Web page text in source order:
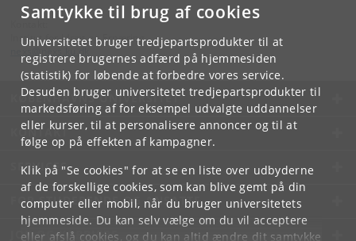
Samtykke til brug af cookies
Universitetet bruger tredjepartsprodukter til at
registrere brugernes adfærd på hjemmesiden
(statistik) for løbende at forbedre vores service.
Desuden bruger universitetet tredjepartsprodukter til
markedsføring af for eksempel udvalgte uddannelser
eller kurser, til at personalisere annoncer og til at
følge op på effekten af kampagner.
Klik på "Se cookies" for at se en liste over udbyderne
af de forskellige cookies, som kan blive gemt på din
computer eller mobil, når du bruger universitetets
hjemmeside. Du kan selv vælge om du vil acceptere
eller afslå cookies, og du kan altid ændre dit samtykke
Institut for Idræt og Ernæring
KØBENHAVNS UNIVERSITET
KONTAKT
SERVICES
FOR STUDERENDE OG ANSATTE
JOB OG KARRIERE